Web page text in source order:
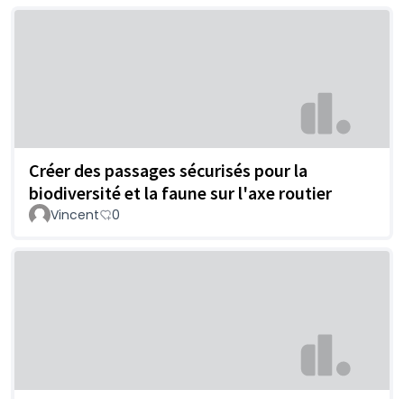
Créer des passages sécurisés pour la
biodiversité et la faune sur l'axe routier
Vincent 0